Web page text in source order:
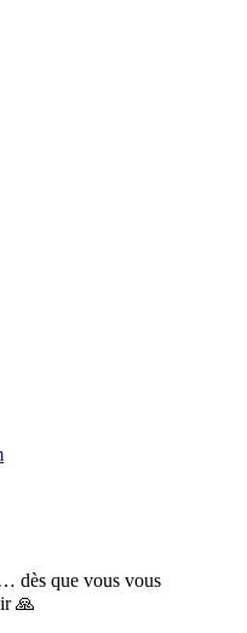
dès que vous vous
🙏